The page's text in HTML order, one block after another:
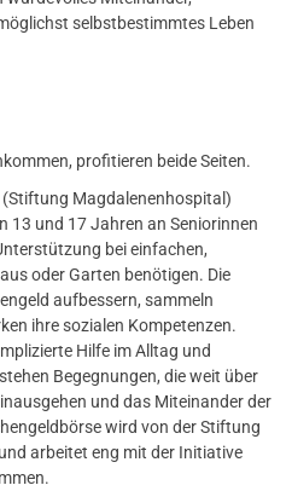
selbstbestimmtes Leben
profitieren beide Seiten.
Magdalenenhospital)
13 und 17 Jahren an Seniorinnen
bei einfachen,
oder Garten benötigen. Die
aufbessern, sammeln
ihre sozialen Kompetenzen.
Hilfe im Alltag und
Begegnungen, die weit über
und das Miteinander der
wird von der Stiftung
arbeitet eng mit der Initiative